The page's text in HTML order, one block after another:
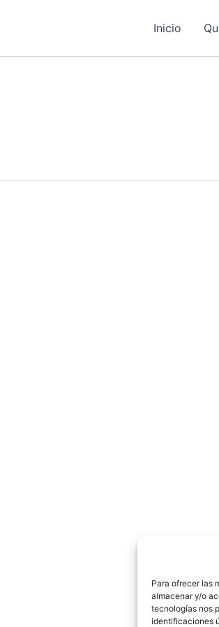
Para ofrecer las
almacenar y/o
tecnologías nos
identificaciones
Inicio